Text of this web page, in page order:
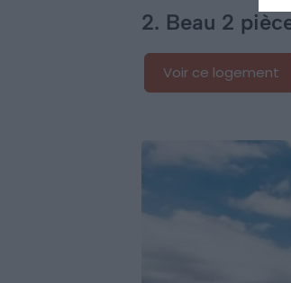
2. Beau 2
Voir ce logement